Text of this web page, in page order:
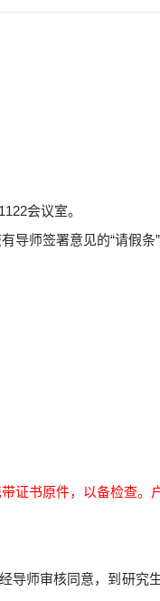
1122会议室。
师签署意见的“请假条
证书原件，以备检查。
导师审核同意，到研究